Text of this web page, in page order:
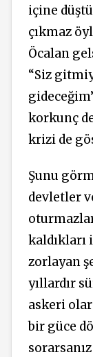
içine
çıkmaz
Öcalan
“Siz
korkunç
krizi de
Şunu
devletler
zorlayan
yıllardır
askeri
bir güce